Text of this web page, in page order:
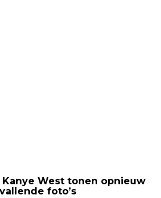
Kanye West tonen opnieuw
foto’s